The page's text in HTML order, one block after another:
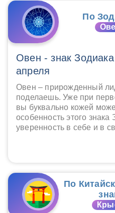
По
Овен - знак
апреля
Овен – прирожденный
поделаешь. Уже при
вы буквально кожей
особенность этого
уверенность в себе и в
По